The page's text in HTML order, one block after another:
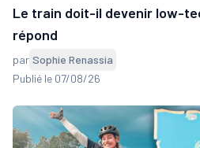
Le train doit-il devenir low-
répond
par Sophie Renassia
Publié le 07/08/26